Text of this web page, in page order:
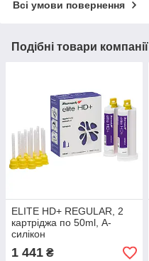
Всі умови повернення
Подібні товари компанії
ELITE HD+ REGULAR, 2
картріджа по 50ml, А-
силікон
1 441 ₴